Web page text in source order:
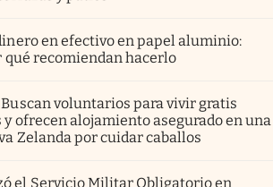
en efectivo en papel aluminio:
qué recomiendan hacerlo
Buscan voluntarios para vivir gratis
ofrecen alojamiento asegurado en una
Zelanda por cuidar caballos
el Servicio Militar Obligatorio en